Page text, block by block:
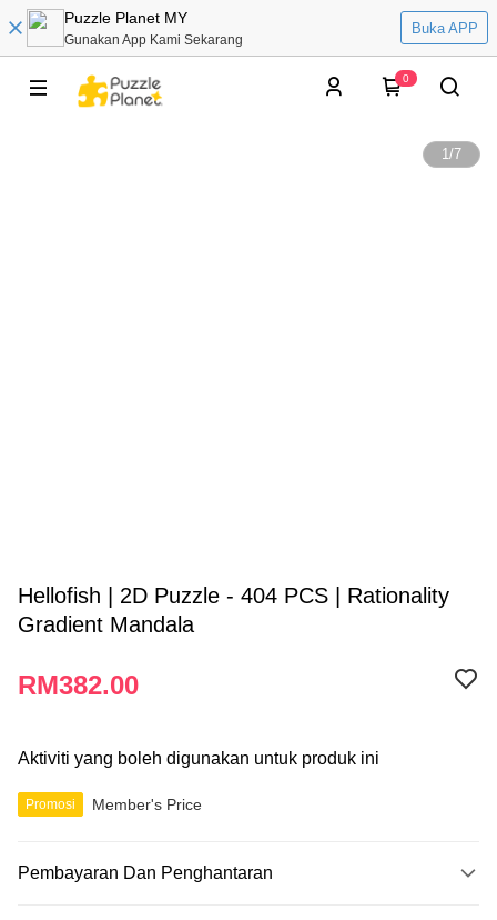
Puzzle Planet MY
Gunakan App Kami Sekarang
Buka APP
0
1/7
Hellofish | 2D Puzzle - 404 PCS | Rationality
Gradient Mandala
RM382.00
Aktiviti yang boleh digunakan untuk produk ini
Promosi Member's Price
Pembayaran Dan Penghantaran